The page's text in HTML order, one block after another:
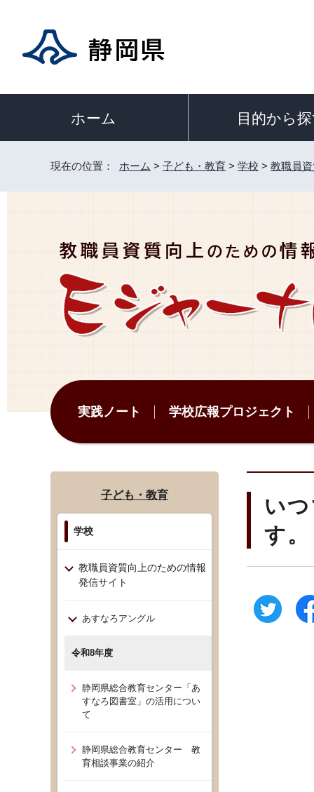
ホーム 目的から
現在の位置： ホーム > 子ども・教育 > 学校 > 教職員
実践ノート 学校広報プロジェクト
い
す。
子ども・教育
学校
教職員資質向上のための情報
発信サイト
あすなろアングル
令和8年度
静岡県総合教育センター「あ
すなろ図書室」の活用につい
て
静岡県総合教育センター 教
育相談事業の紹介